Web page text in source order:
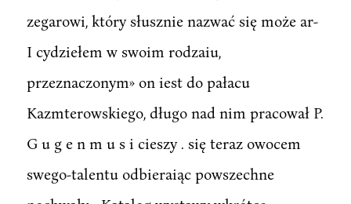
zegarowi, który słusznie nazwać się może ar-
I cydziełem w swoim rodzaiu,
przeznaczonym» on iest do pałacu
Kazmterowskiego, długo nad nim pracował P.
G u g e n m u s i cieszy . się teraz owocem
swego-talentu odbieraiąc powszechne